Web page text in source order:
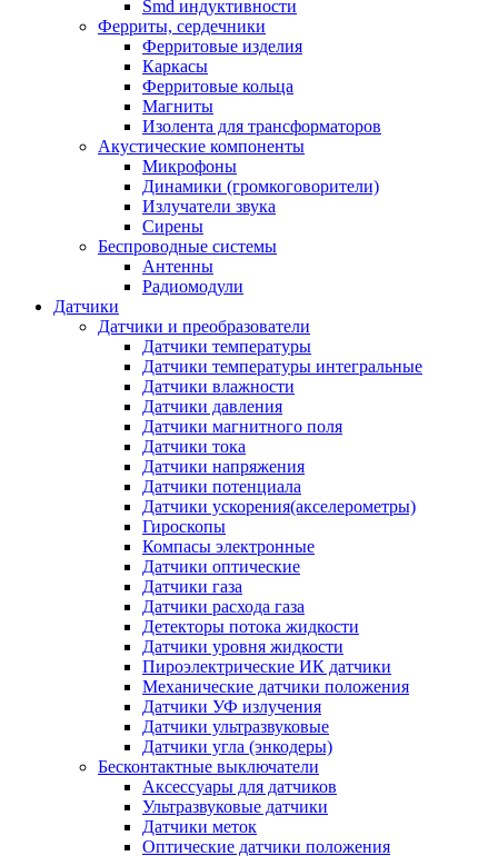
Smd индуктивности
Ферриты, сердечники
Ферритовые изделия
Каркасы
Ферритовые кольца
Магниты
Изолента для трансформаторов
Акустические компоненты
Микрофоны
Динамики (громкоговорители)
Излучатели звука
Сирены
Беспроводные системы
Антенны
Радиомодули
Датчики
Датчики и преобразователи
Датчики температуры
Датчики температуры интегральные
Датчики влажности
Датчики давления
Датчики магнитного поля
Датчики тока
Датчики напряжения
Датчики потенциала
Датчики ускорения(акселерометры)
Гироскопы
Компасы электронные
Датчики оптические
Датчики газа
Датчики расхода газа
Детекторы потока жидкости
Датчики уровня жидкости
Пироэлектрические ИК датчики
Механические датчики положения
Датчики УФ излучения
Датчики ультразвуковые
Датчики угла (энкодеры)
Бесконтактные выключатели
Аксессуары для датчиков
Ультразвуковые датчики
Датчики меток
Оптические датчики положения